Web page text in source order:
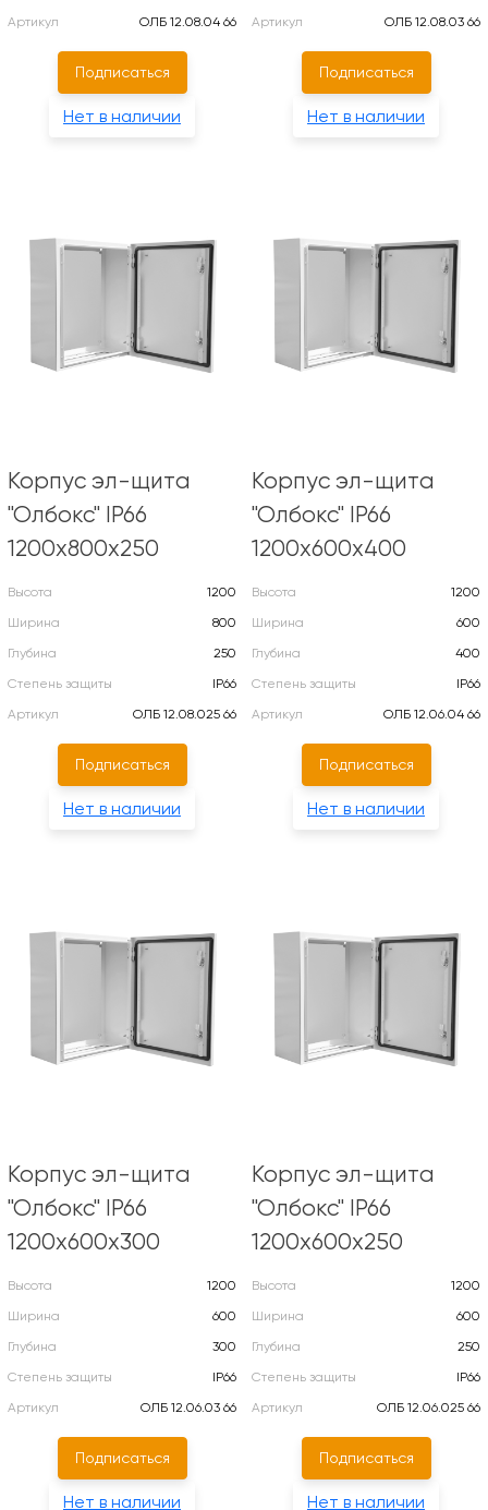
Артикул
ОЛБ 12.08.04 66
Подписаться
Нет в наличии
Артикул
ОЛБ 12.08.03 66
Подписаться
Нет в наличии
Корпус эл-щита
"Олбокс" IP66
1200х800х250
Высота
1200
Ширина
800
Глубина
250
Степень защиты
IP66
Артикул
ОЛБ 12.08.025 66
Подписаться
Нет в наличии
Корпус эл-щита
"Олбокс" IP66
1200х600х400
Высота
1200
Ширина
600
Глубина
400
Степень защиты
IP66
Артикул
ОЛБ 12.06.04 66
Подписаться
Нет в наличии
Корпус эл-щита
"Олбокс" IP66
1200х600х300
Высота
1200
Ширина
600
Глубина
300
Степень защиты
IP66
Артикул
ОЛБ 12.06.03 66
Подписаться
Нет в наличии
Корпус эл-щита
"Олбокс" IP66
1200х600х250
Высота
1200
Ширина
600
Глубина
250
Степень защиты
IP66
Артикул
ОЛБ 12.06.025 66
Подписаться
Нет в наличии